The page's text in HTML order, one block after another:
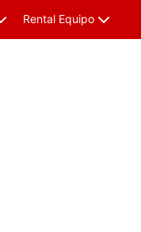
Rental Equipo